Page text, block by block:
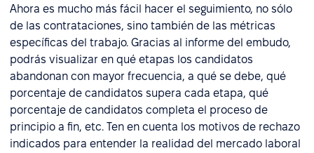
Ahora es mucho más fácil hacer el seguimiento, no sólo
de las contrataciones, sino también de las métricas
específicas del trabajo. Gracias al informe del embudo,
podrás visualizar en qué etapas los candidatos
abandonan con mayor frecuencia, a qué se debe, qué
porcentaje de candidatos supera cada etapa, qué
porcentaje de candidatos completa el proceso de
principio a fin, etc. Ten en cuenta los motivos de rechazo
indicados para entender la realidad del mercado laboral